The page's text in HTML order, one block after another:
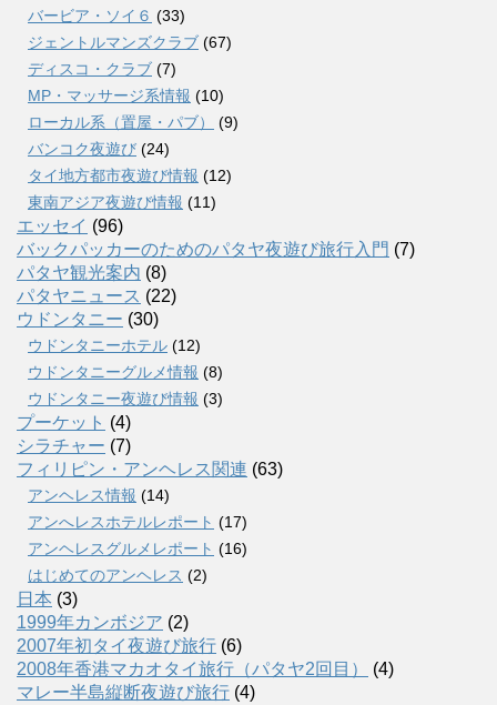
バービア・ソイ６ (33)
ジェントルマンズクラブ (67)
ディスコ・クラブ (7)
MP・マッサージ系情報 (10)
ローカル系（置屋・パブ）
(9)
バンコク夜遊び (24)
タイ地方都市夜遊び情報 (12)
東南アジア夜遊び情報 (11)
エッセイ (96)
バックパッカーのためのパタヤ夜遊び旅行入門 (7)
パタヤ観光案内 (8)
パタヤニュース (22)
ウドンタニー (30)
ウドンタニーホテル (12)
ウドンタニーグルメ情報 (8)
ウドンタニー夜遊び情報 (3)
プーケット (4)
シラチャー (7)
フィリピン・アンヘレス関連 (63)
アンヘレス情報 (14)
アンへレスホテルレポート (17)
アンヘレスグルメレポート (16)
はじめてのアンヘレス (2)
日本 (3)
1999年カンボジア (2)
2007年初タイ夜遊び旅行 (6)
2008年香港マカオタイ旅行（パタヤ2回目）
(4)
マレー半島縦断夜遊び旅行 (4)